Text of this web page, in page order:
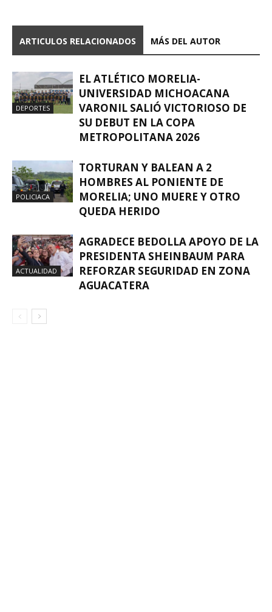
ARTICULOS RELACIONADOS MÁS DEL AUTOR
DEPORTES
EL ATLÉTICO MORELIA-
UNIVERSIDAD MICHOACANA
VARONIL SALIÓ VICTORIOSO DE
SU DEBUT EN LA COPA
METROPOLITANA 2026
POLICIACA
TORTURAN Y BALEAN A 2
HOMBRES AL PONIENTE DE
MORELIA; UNO MUERE Y OTRO
QUEDA HERIDO
ACTUALIDAD
AGRADECE BEDOLLA APOYO DE LA
PRESIDENTA SHEINBAUM PARA
REFORZAR SEGURIDAD EN ZONA
AGUACATERA